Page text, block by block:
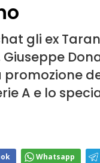
gli ex
promozione
A e lo
Whatsapp